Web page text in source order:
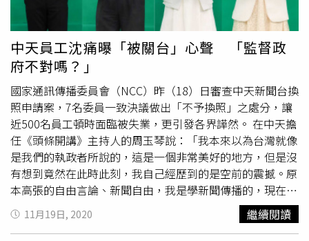
中天員工沈痛曝「被關台」心聲 「監督政
府不對嗎？」
國家通訊傳播委員會（NCC）昨（18）日審查中天新聞台換
照申請案，7名委員一致決議做出「不予換照」之處分，讓
近500名員工頓時面臨被失業，更引發各界譁然。 在中天擔
任《頭條開講》主持人的周玉琴說：「我本來以為台灣就像
是我們的執政者所說的，這是一個非常美好的地方，但是沒
有想到竟然在此時此刻，我自己經歷到的是空前的震撼。原
本高張的自由言論、新聞自由，我是學新聞傳播的，現在卻
遭受到這樣壓抑跟對待，我也沒有想到說，為人民發聲、監
督政府，這應該都是媒體該盡的本分和責任，如今卻受到這
11月19日, 2020 繼續閱讀